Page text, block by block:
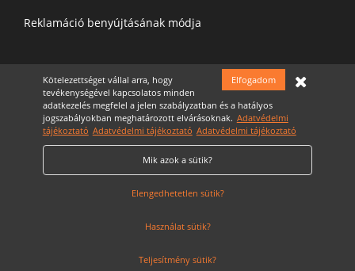
Reklamáció benyújtásának módja
Felíratkozás a hírelevélre
Adatvédelmi nyilatkozatot
Elfogadom
Kötelezettséget vállal arra, hogy
tevékenységével kapcsolatos minden
adatkezelés megfelel a jelen szabályzatban és a hatályos
jogszabályokban meghatározott elvárásoknak. Adatvédelmi
tájékoztató Adatvédelmi tájékoztató Adatvédelmi tájékoztató
Mik azok a sütik?
Elengedhetetlen sütik?
Használat sütik?
Teljesítmény sütik?